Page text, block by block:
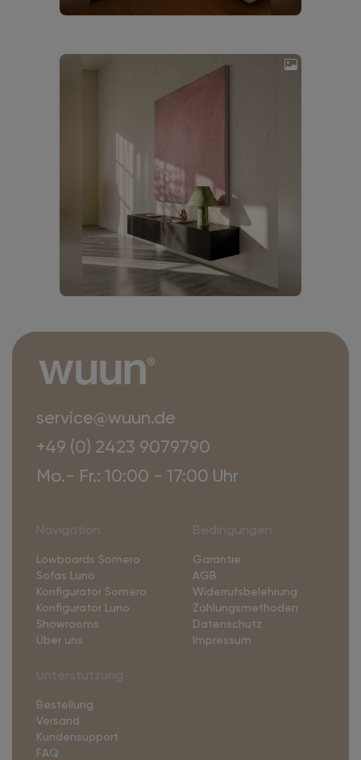
service@wuun.de
+49 (0) 2423 9079790
Mo.- Fr.: 10:00 - 17:00 Uhr
Lowboards Somero
Sofas Luno
Konfigurator Somero
Konfigurator Luno
Showrooms
Über uns
Garantie
AGB
Widerrufsbelehrung
Zahlungsmethoden
Datenschutz
Impressum
Bestellung
Versand
Kundensupport
FAQ